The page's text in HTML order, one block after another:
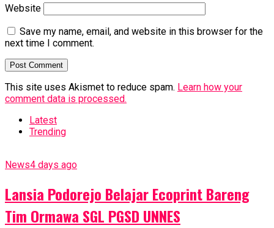
Website
Save my name, email, and website in this browser for the
next time I comment.
This site uses Akismet to reduce spam. Learn how your
comment data is processed.
Latest
Trending
News4 days ago
Lansia Podorejo Belajar Ecoprint Bareng
Tim Ormawa SGL PGSD UNNES